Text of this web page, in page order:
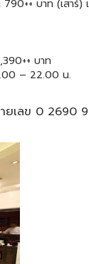
บาท (เสาร์)
บาท
– 22.00 น.
ยเลข 0 2690